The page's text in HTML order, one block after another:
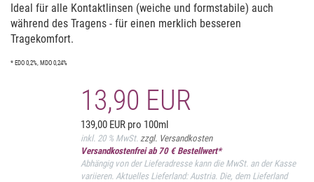
Ideal für alle Kontaktlinsen (weiche und formstabile) auch
während des Tragens - für einen merklich besseren
Tragekomfort.
* EDO 0,2%, MDO 0,24%
13,90 EUR
139,00 EUR pro 100ml
inkl. 20 % MwSt. zzgl. Versandkosten
Versandkostenfrei ab 70 € Bestellwert*
Abhängig von der Lieferadresse kann die MwSt. an der Kasse
variieren. Aktuelles Lieferland: Austria. Die, dem Lieferland